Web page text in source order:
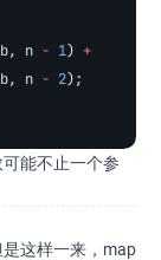
n - 1) +
n - 2);
能不止一个参
这样一来，map